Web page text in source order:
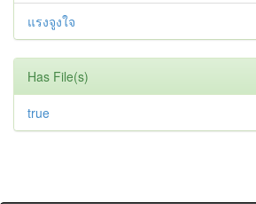
แรงจูงใจ
Has File(s)
true